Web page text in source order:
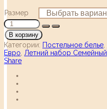
Размер
В корзину
Категории: Постельное белье
Евро Летний набор Семейный
Share